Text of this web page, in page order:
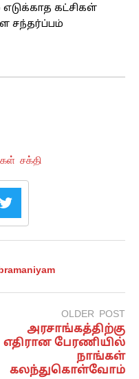
கட்சிகள்
சந்தர்ப்பம்
சக்தி
OLDER POST
அரசாங்கத்திற்கு
எதிரான பேரணியில்
நாங்கள்
கலந்துகொள்வோம்